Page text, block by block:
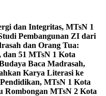
dan Integritas, MTsN 1
Pembangunan ZI dari
dan Orang Tua:
dan 51 MTsN 1 Kota
Baca Madrasah,
Karya Literasi ke
MTsN 1 Kota
Rombongan MTsN 2 Kota